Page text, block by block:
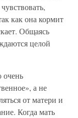
как она кормит
Общаясь
целой
очень
а не
от матери и
Когда мать